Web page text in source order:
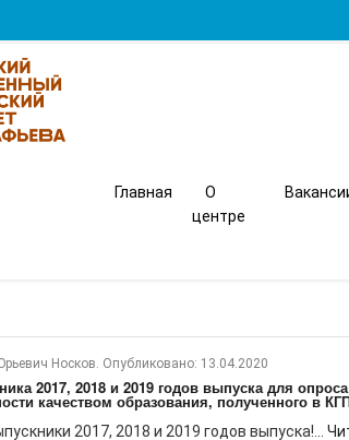
Главная
О
центре
Носков. Опубликовано: 13.04.2020
2017, 2018 и 2019 годов выпуска для
качеством образования, полученного в
2017, 2018 и 2019 годов выпуска!...